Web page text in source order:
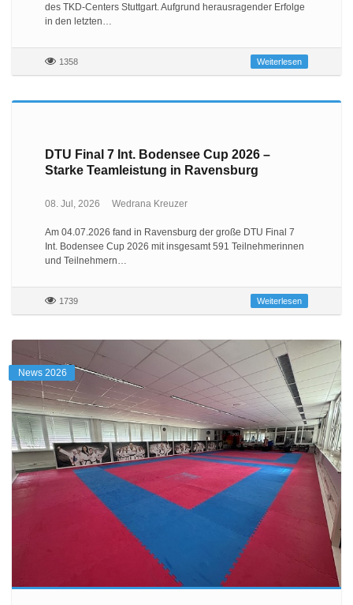
des TKD-Centers Stuttgart. Aufgrund herausragender Erfolge
in den letzten…
1358 Weiterlesen
DTU Final 7 Int. Bodensee Cup 2026 –
Starke Teamleistung in Ravensburg
08. Jul, 2026 Wedrana Kreuzer
Am 04.07.2026 fand in Ravensburg der große DTU Final 7
Int. Bodensee Cup 2026 mit insgesamt 591 Teilnehmerinnen
und Teilnehmern…
1739 Weiterlesen
News 2026